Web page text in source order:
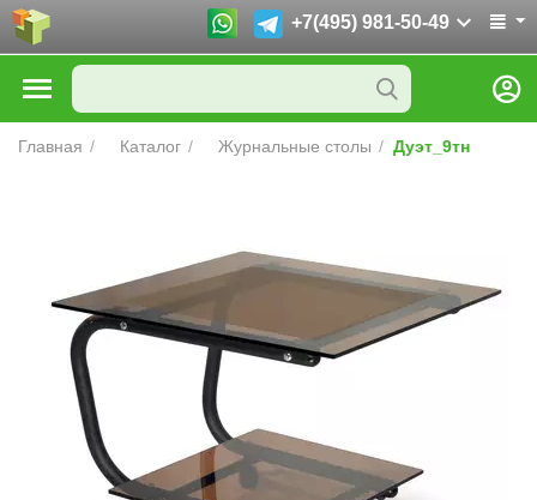
+7(495) 981-50-49
Главная / Каталог / Журнальные столы / Дуэт_9тн